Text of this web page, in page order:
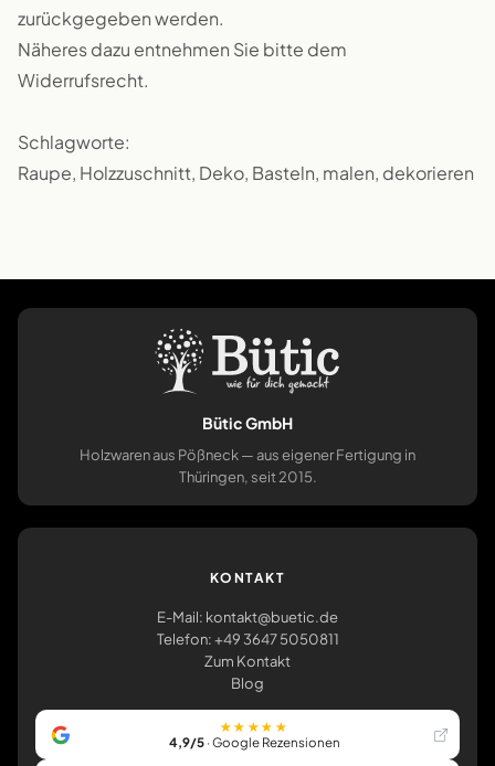
zurückgegeben werden.
Näheres dazu entnehmen Sie bitte dem
Widerrufsrecht.
Schlagworte:
Raupe, Holzzuschnitt, Deko, Basteln, malen, dekorieren
Bütic GmbH
Holzwaren aus Pößneck — aus eigener Fertigung in
Thüringen, seit 2015.
KONTAKT
E-Mail: kontakt@buetic.de
Telefon: +49 3647 5050811
Zum Kontakt
Blog
★★★★★
4,9/5· Google Rezensionen